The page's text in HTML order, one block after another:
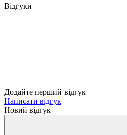
Відгуки
Додайте перший відгук
Написати відгук
Новий відгук